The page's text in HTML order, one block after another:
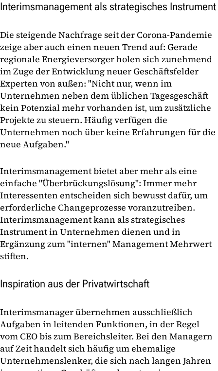
Interimsmanagement als strategisches Instrument
Die steigende Nachfrage seit der Corona-Pandemie
zeige aber auch einen neuen Trend auf: Gerade
regionale Energieversorger holen sich zunehmend
im Zuge der Entwicklung neuer Geschäftsfelder
Experten von außen: "Nicht nur, wenn im
Unternehmen neben dem üblichen Tagesgeschäft
kein Potenzial mehr vorhanden ist, um zusätzliche
Projekte zu steuern. Häufig verfügen die
Unternehmen noch über keine Erfahrungen für die
neue Aufgaben."
Interimsmanagement bietet aber mehr als eine
einfache "Überbrückungslösung": Immer mehr
Interessenten entscheiden sich bewusst dafür, um
erforderliche Changeprozesse voranzutreiben.
Interimsmanagement kann als strategisches
Instrument in Unternehmen dienen und in
Ergänzung zum "internen" Management Mehrwert
stiften.
Inspiration aus der Privatwirtschaft
Interimsmanager übernehmen ausschließlich
Aufgaben in leitenden Funktionen, in der Regel
vom CEO bis zum Bereichsleiter. Bei den Managern
auf Zeit handelt sich häufig um ehemalige
Unternehmenslenker, die sich nach langen Jahren